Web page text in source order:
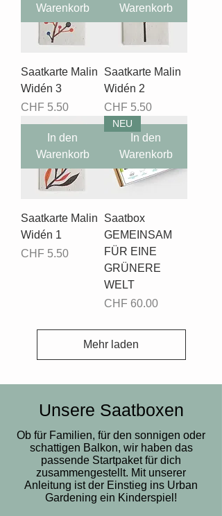
Warenkorb
Saatkarte Malin
Widén 3
Preis
CHF 5.50
Warenkorb
Saatkarte Malin
Widén 2
Preis
CHF 5.50
In den
Warenkorb
Saatkarte Malin
Widén 1
Preis
CHF 5.50
In den
Warenkorb
NEU
Saatbox
GEMEINSAM
FÜR EINE
GRÜNERE
WELT
Preis
CHF 60.00
Mehr laden
Unsere Saatboxen
Ob für Familien, für den sonnigen oder
schattigen Balkon, wir haben das
passende Startpaket für dich
zusammengestellt. Mit unserer
Anleitung ist der Einstieg ins Urban
Gardening ein Kinderspiel!